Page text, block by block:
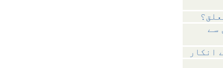
سے
انکار